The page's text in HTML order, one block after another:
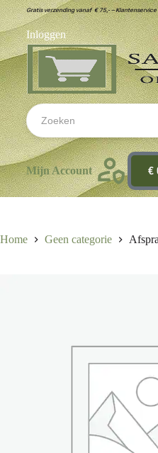
Gratis verzending vanaf € 75,- –
Inloggen
Mijn Account €
Home Geen categorie